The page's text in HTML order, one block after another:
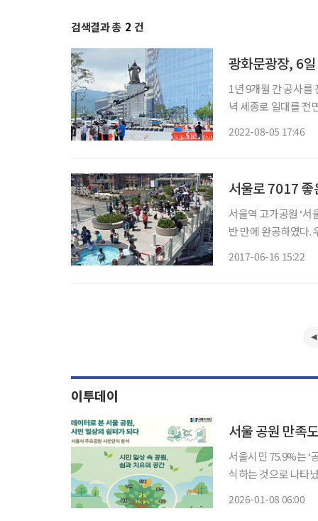
검색결과 총 2 건
광화문광장, 6
1년 9개월 간 공사를
녁 세종로 일대를 전
2022-08-05 17:46
서울로 7017 좋
서울역 고가공원 ‘서
반 만에 완공하였다.
2017-06-16 15:22
이투데이
서울 공원 만
서울시민 75.9%는 ‘
식하는 것으로 나타
2026-01-08 06:00